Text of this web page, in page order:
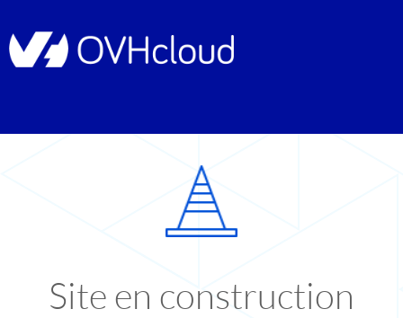
Site en construction